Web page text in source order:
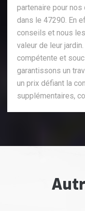
partenaire pour
dans le 47290. En
conseils et nous
valeur de leur
compétente et
garantissons un
un prix défiant la
supplémentaires,